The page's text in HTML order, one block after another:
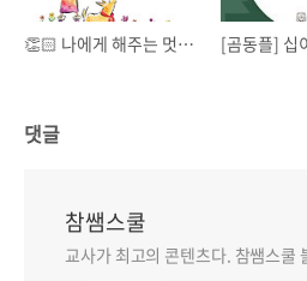
👏🏻 나에게 해주는 멋진 말(책 추천) [곰동플] 십
댓글
참쌤스쿨
교사가 최고의 콘텐츠다. 참쌤스쿨